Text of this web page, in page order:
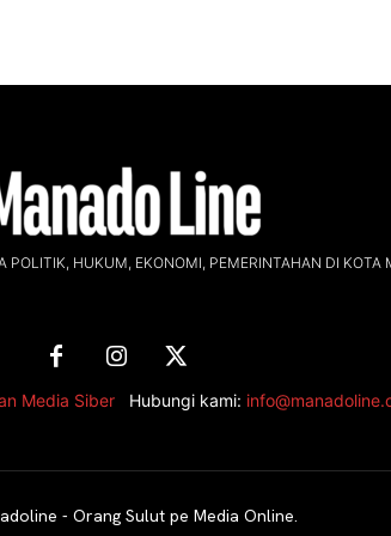
POLITIK, HUKUM, EKONOMI, PEMERINTAHAN DI KOTA
Media Siber Hubungi kami:
- Orang Sulut pe Media Online.